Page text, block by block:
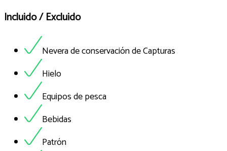
Incluido / Excluido
Nevera de conservación de Capturas
Hielo
Equipos de pesca
Bebidas
Patrón